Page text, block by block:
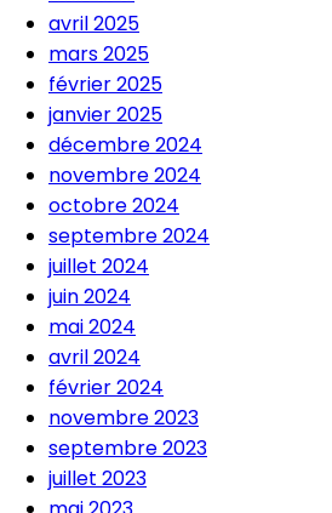
avril 2025
mars 2025
février 2025
janvier 2025
décembre 2024
novembre 2024
octobre 2024
septembre 2024
juillet 2024
juin 2024
mai 2024
avril 2024
février 2024
novembre 2023
septembre 2023
juillet 2023